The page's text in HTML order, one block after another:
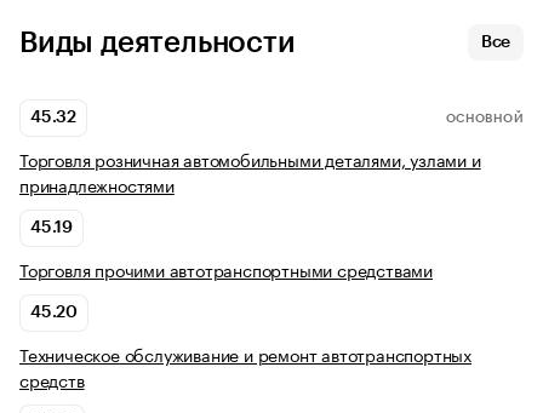
Виды деятельности Все
45.32 ОСНОВНОЙ
Торговля розничная автомобильными деталями, узлами и
принадлежностями
45.19
Торговля прочими автотранспортными средствами
45.20
Техническое обслуживание и ремонт автотранспортных
средств